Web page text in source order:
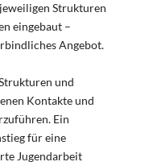
Strukturen
eingebaut –
Angebot.
und
Kontakte und
Ein
für eine
Jugendarbeit